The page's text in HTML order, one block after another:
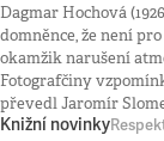
Dagmar Hochová
domněnce, že není
okamžik narušení
Fotografčiny
převedl Jaromír
Knižní novinky